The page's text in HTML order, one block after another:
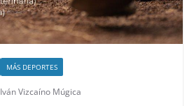
MÁS DEPORTES
Iván Vizcaíno Múgica